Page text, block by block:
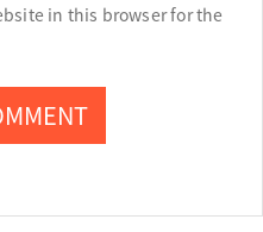
in this browser for the